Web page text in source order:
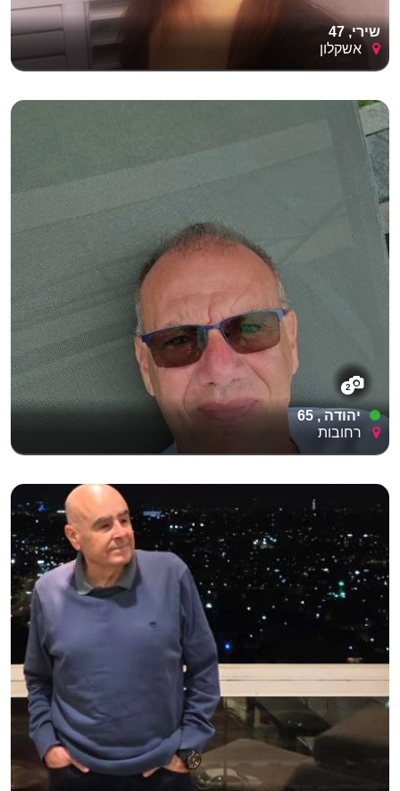
שירי, 47
אשקלון
2
יהודה , 65
רחובות